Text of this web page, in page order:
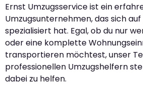
Ernst Umzugsservice ist ein
Umzugsunternehmen, das sich
spezialisiert hat. Egal, ob du nur
oder eine komplette
transportieren möchtest, unser
professionellen Umzugshelfern
dabei zu helfen.